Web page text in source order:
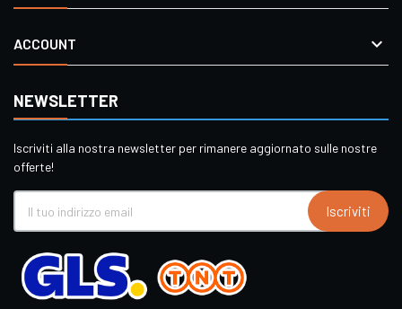
ACCOUNT 
NEWSLETTER
Iscriviti alla nostra newsletter per rimanere aggiornato sulle nostre
offerte!
Iscriviti